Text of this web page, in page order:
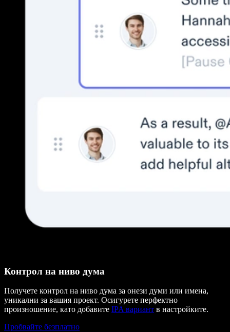
Контрол на ниво дума
Получете контрол на ниво дума за онези думи или имена,
уникални за вашия проект. Осигурете перфектно
произношение, като добавите IPA вариант в настройките.
Пробвайте безплатно